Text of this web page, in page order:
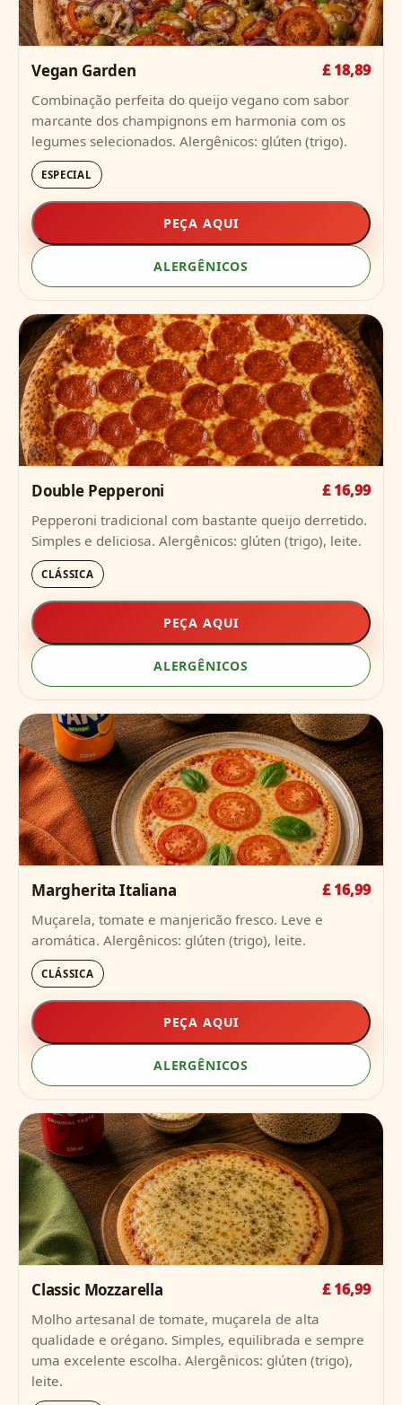
Vegan Garden £ 18,89
Combinação perfeita do queijo vegano com sabor
marcante dos champignons em harmonia com os
legumes selecionados. Alergênicos: glúten (trigo).
ESPECIAL
PEÇA AQUI
ALERGÊNICOS
Double Pepperoni £ 16,99
Pepperoni tradicional com bastante queijo derretido.
Simples e deliciosa. Alergênicos: glúten (trigo), leite.
CLÁSSICA
PEÇA AQUI
ALERGÊNICOS
Margherita Italiana £ 16,99
Muçarela, tomate e manjericão fresco. Leve e
aromática. Alergênicos: glúten (trigo), leite.
CLÁSSICA
PEÇA AQUI
ALERGÊNICOS
Classic Mozzarella £ 16,99
Molho artesanal de tomate, muçarela de alta
qualidade e orégano. Simples, equilibrada e sempre
uma excelente escolha. Alergênicos: glúten (trigo),
leite.